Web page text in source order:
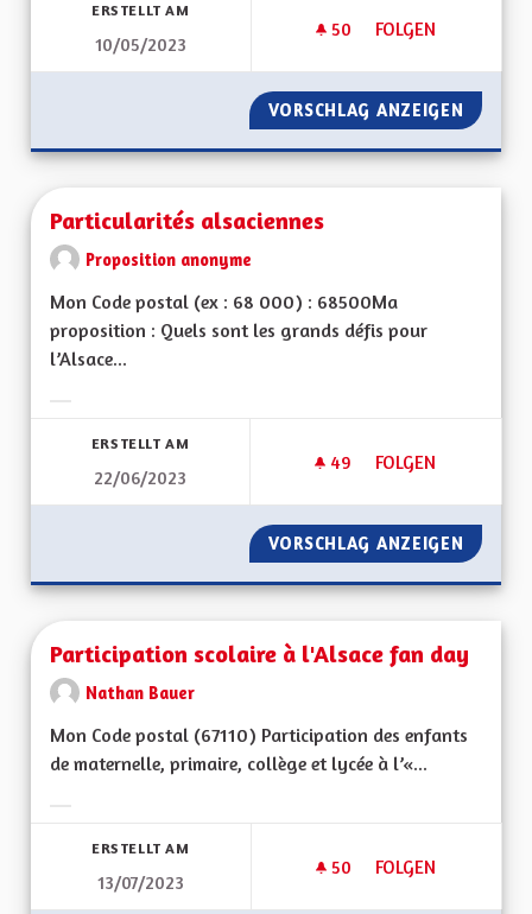
ERSTELLT AM
10/05/2023
50 50 FOLLOWER
FOLGEN
PÉAGE
VORSCHLAG ANZEIGEN
Particularités alsaciennes
Proposition anonyme
Mon Code postal (ex : 68 000) : 68500Ma
proposition : Quels sont les grands défis pour
l’Alsace...
ERSTELLT AM
22/06/2023
49 49 FOLLOWER
FOLGEN
PARTICULARITÉS
VORSCHLAG ANZEIGEN
Participation scolaire à l'Alsace fan day
Nathan Bauer
Mon Code postal (67110) Participation des enfants
de maternelle, primaire, collège et lycée à l’«...
ERSTELLT AM
13/07/2023
50 50 FOLLOWER
FOLGEN
PARTICIPATION